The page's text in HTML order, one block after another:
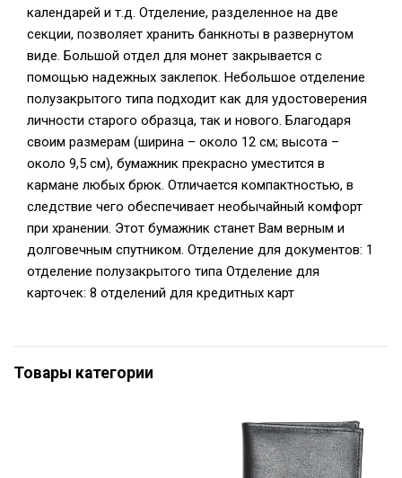
календарей и т.д. Отделение, разделенное на две
секции, позволяет хранить банкноты в развернутом
виде. Большой отдел для монет закрывается с
помощью надежных заклепок. Небольшое отделение
полузакрытого типа подходит как для удостоверения
личности старого образца, так и нового. Благодаря
своим размерам (ширина – около 12 см; высота –
около 9,5 см), бумажник прекрасно уместится в
кармане любых брюк. Отличается компактностью, в
следствие чего обеспечивает необычайный комфорт
при хранении. Этот бумажник станет Вам верным и
долговечным спутником. Отделение для документов: 1
отделение полузакрытого типа Отделение для
карточек: 8 отделений для кредитных карт
Товары категории